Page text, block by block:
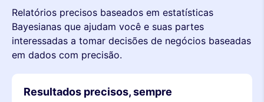
Relatórios precisos baseados em estatísticas
Bayesianas que ajudam você e suas partes
interessadas a tomar decisões de negócios baseadas
em dados com precisão.
Resultados precisos, sempre